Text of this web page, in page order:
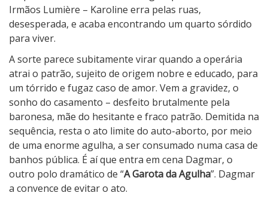
Irmãos Lumière – Karoline erra pelas ruas,
desesperada, e acaba encontrando um quarto sórdido
para viver.
A sorte parece subitamente virar quando a operária
atrai o patrão, sujeito de origem nobre e educado, para
um tórrido e fugaz caso de amor. Vem a gravidez, o
sonho do casamento – desfeito brutalmente pela
baronesa, mãe do hesitante e fraco patrão. Demitida na
sequência, resta o ato limite do auto-aborto, por meio
de uma enorme agulha, a ser consumado numa casa de
banhos pública. É aí que entra em cena Dagmar, o
outro polo dramático de “A Garota da Agulha”. Dagmar
a convence de evitar o ato.